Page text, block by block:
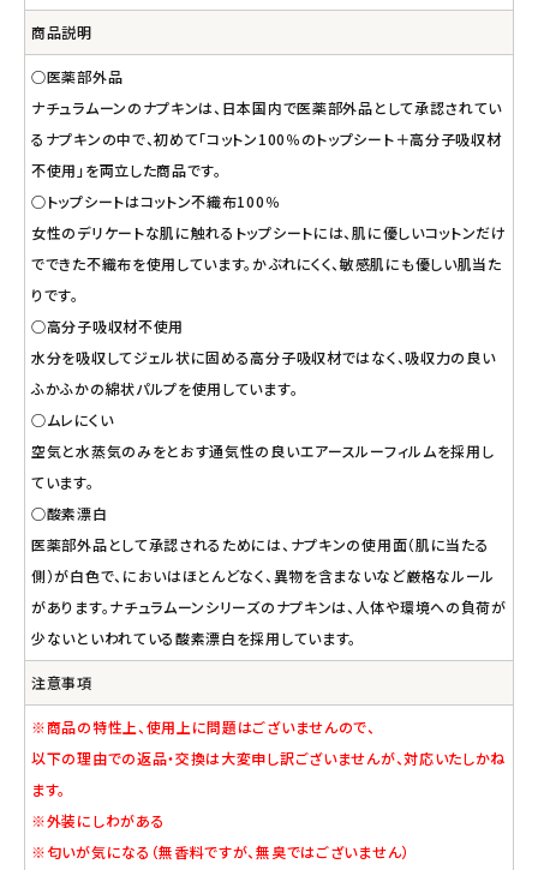
商品説明
○医薬部外品
ナチュラムーンのナプキンは、日本国内で医薬部外品として承認されてい
るナプキンの中で、初めて「コットン100％のトップシート＋高分子吸収材
不使用」を両立した商品です。
○トップシートはコットン不織布100％
女性のデリケートな肌に触れるトップシートには、肌に優しいコットンだけ
でできた不織布を使用しています。かぶれにくく、敏感肌にも優しい肌当た
りです。
○高分子吸収材不使用
水分を吸収してジェル状に固める高分子吸収材ではなく、吸収力の良い
ふかふかの綿状パルプを使用しています。
○ムレにくい
空気と水蒸気のみをとおす通気性の良いエアースルーフィルムを採用し
ています。
○酸素漂白
医薬部外品として承認されるためには、ナプキンの使用面（肌に当たる
側）が白色で、においはほとんどなく、異物を含まないなど厳格なルール
があります。ナチュラムーンシリーズのナプキンは、人体や環境への負荷が
少ないといわれている酸素漂白を採用しています。
注意事項
※商品の特性上、使用上に問題はございませんので、
以下の理由での返品・交換は大変申し訳ございませんが、対応いたしかね
ます。
※外装にしわがある
※匂いが気になる（無香料ですが、無臭ではございません）